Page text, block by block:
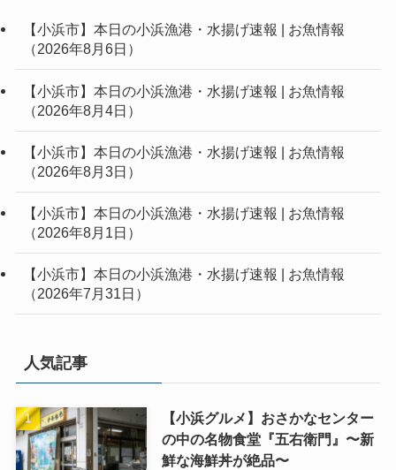
【小浜市】本日の小浜漁港・水揚げ速報 | お魚情報
（2026年8月6日）
【小浜市】本日の小浜漁港・水揚げ速報 | お魚情報
（2026年8月4日）
【小浜市】本日の小浜漁港・水揚げ速報 | お魚情報
（2026年8月3日）
【小浜市】本日の小浜漁港・水揚げ速報 | お魚情報
（2026年8月1日）
【小浜市】本日の小浜漁港・水揚げ速報 | お魚情報
（2026年7月31日）
人気記事
【小浜グルメ】おさかなセンター
の中の名物食堂『五右衛門』〜新
鮮な海鮮丼が絶品〜